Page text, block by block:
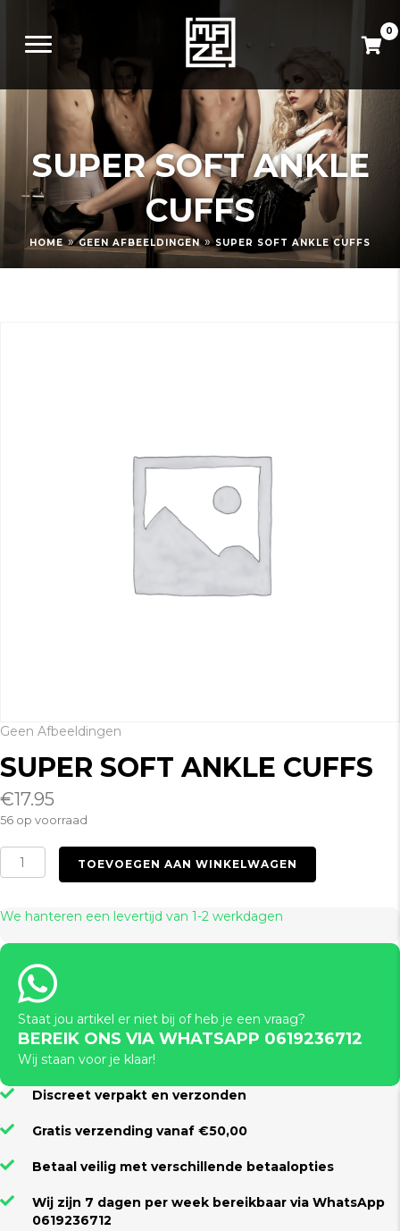
0
SUPER SOFT ANKLE
CUFFS
HOME » GEEN AFBEELDINGEN » SUPER SOFT ANKLE CUFFS
Geen Afbeeldingen
SUPER SOFT ANKLE CUFFS
€17.95
56 op voorraad
Super
Soft
Cuffs
aantal
TOEVOEGEN AAN WINKELWAGEN
We hanteren een levertijd van 1-2 werkdagen
Staat jou artikel er niet bij of heb je een vraag?
BEREIK ONS VIA WHATSAPP 0619236712
Wij staan voor je klaar!
Discreet verpakt en verzonden
Gratis verzending vanaf €50,00
Betaal veilig met verschillende betaalopties
Wij zijn 7 dagen per week bereikbaar via WhatsApp
0619236712